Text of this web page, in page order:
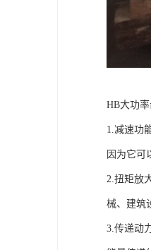
HB大功
1.减速功
因为它可
2.扭矩放
械、建筑
3.传递动